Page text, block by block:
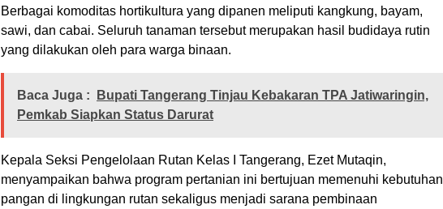
​Berbagai komoditas hortikultura yang dipanen meliputi kangkung, bayam,
sawi, dan cabai. Seluruh tanaman tersebut merupakan hasil budidaya rutin
yang dilakukan oleh para warga binaan.
Baca Juga :
Bupati Tangerang Tinjau Kebakaran TPA Jatiwaringin,
Pemkab Siapkan Status Darurat
​Kepala Seksi Pengelolaan Rutan Kelas I Tangerang, Ezet Mutaqin,
menyampaikan bahwa program pertanian ini bertujuan memenuhi kebutuhan
pangan di lingkungan rutan sekaligus menjadi sarana pembinaan